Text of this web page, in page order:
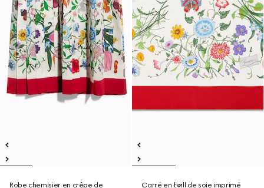
Robe chemisier en crêpe de Carré en twill de soie imprimé